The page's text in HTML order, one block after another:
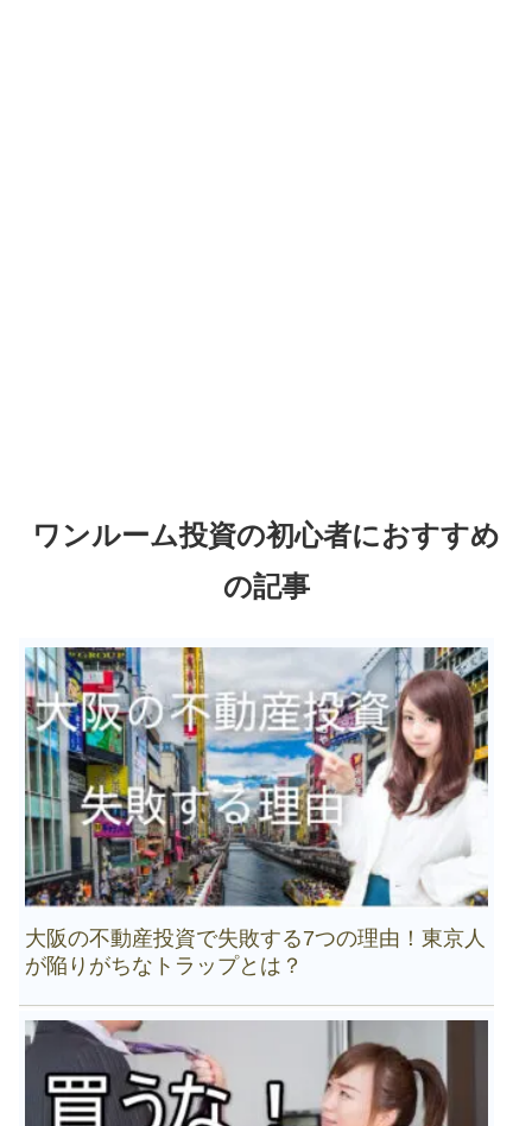
ワンルーム投資の初心者におすすめ
の記事
大阪の不動産投資で失敗する7つの理由！東京人
が陥りがちなトラップとは？